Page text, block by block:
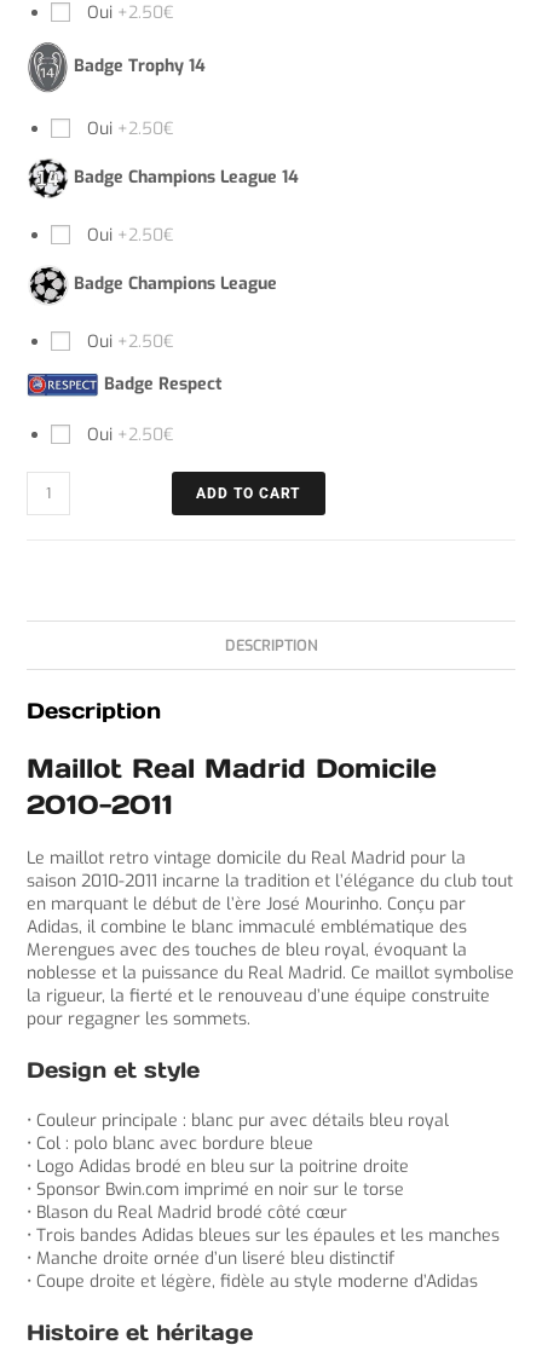
Oui +2.50€
Badge Trophy 14
Oui +2.50€
Badge Champions League 14
Oui +2.50€
Badge Champions League
Oui +2.50€
Badge Respect
Oui +2.50€
ADD TO CART
DESCRIPTION
Description
Maillot Real Madrid Domicile
2010-2011
Le maillot retro vintage domicile du Real Madrid pour la
saison 2010-2011 incarne la tradition et l’élégance du club tout
en marquant le début de l’ère José Mourinho. Conçu par
Adidas, il combine le blanc immaculé emblématique des
Merengues avec des touches de bleu royal, évoquant la
noblesse et la puissance du Real Madrid. Ce maillot symbolise
la rigueur, la fierté et le renouveau d’une équipe construite
pour regagner les sommets.
Design et style
• Couleur principale : blanc pur avec détails bleu royal
• Col : polo blanc avec bordure bleue
• Logo Adidas brodé en bleu sur la poitrine droite
• Sponsor Bwin.com imprimé en noir sur le torse
• Blason du Real Madrid brodé côté cœur
• Trois bandes Adidas bleues sur les épaules et les manches
• Manche droite ornée d’un liseré bleu distinctif
• Coupe droite et légère, fidèle au style moderne d’Adidas
Histoire et héritage